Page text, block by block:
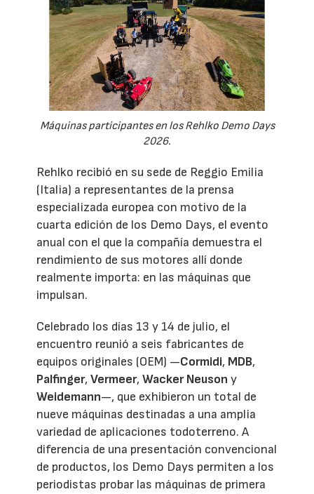
Máquinas participantes en los Rehlko Demo Days
2026.
Rehlko recibió en su sede de Reggio Emilia
(Italia) a representantes de la prensa
especializada europea con motivo de la
cuarta edición de los Demo Days, el evento
anual con el que la compañía demuestra el
rendimiento de sus motores allí donde
realmente importa: en las máquinas que
impulsan.
Celebrado los días 13 y 14 de julio, el
encuentro reunió a seis fabricantes de
equipos originales (OEM) —Cormidi, MDB,
Palfinger,Vermeer,Wacker Neuson y
Weidemann—, que exhibieron un total de
nueve máquinas destinadas a una amplia
variedad de aplicaciones todoterreno. A
diferencia de una presentación convencional
de productos, los Demo Days permiten a los
periodistas probar las máquinas de primera